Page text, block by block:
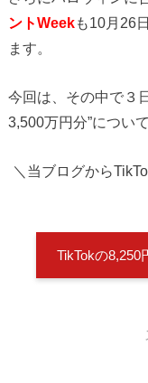
ントWeekも10月26
ます。
今回は、その中で３
3,500万円分”につい
＼当ブログから
TikTokの8,250